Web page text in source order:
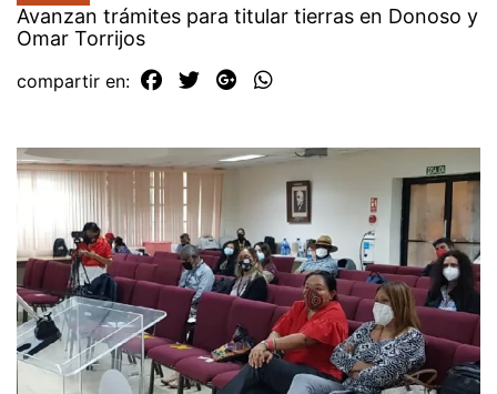
Avanzan trámites para titular tierras en Donoso y
Omar Torrijos
compartir en: